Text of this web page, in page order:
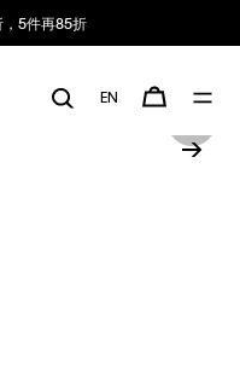
5件再85折
EN